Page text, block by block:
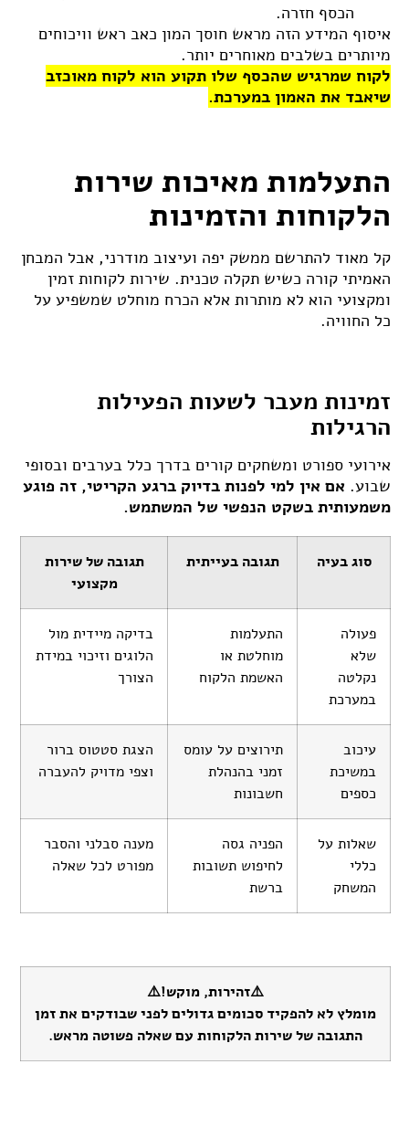
הכסף חזרה.
איסוף המידע הזה מראש חוסך המון כאב ראש וויכוחים
מיותרים בשלבים מאוחרים יותר.
לקוח שמרגיש שהכסף שלו תקוע הוא לקוח מאוכזב
שיאבד את האמון במערכת.
התעלמות מאיכות שירות
הלקוחות והזמינות
קל מאוד להתרשם ממשק יפה ועיצוב מודרני, אבל המבחן
האמיתי קורה כשיש תקלה טכנית. שירות לקוחות זמין
ומקצועי הוא לא מותרות אלא הכרח מוחלט שמשפיע על
כל החוויה.
זמינות מעבר לשעות הפעילות
הרגילות
אירועי ספורט ומשחקים קורים בדרך כלל בערבים ובסופי
שבוע. אם אין למי לפנות בדיוק ברגע הקריטי, זה פוגע
משמעותית בשקט הנפשי של המשתמש.
סוג בעיה תגובה בעייתית
תגובה של שירות
מקצועי
פעולה
שלא
נקלטה
במערכת
התעלמות
מוחלטת או
האשמת הלקוח
בדיקה מיידית מול
הלוגים וזיכוי במידת
הצורך
עיכוב
במשיכת
כספים
תירוצים על עומס
זמני בהנהלת
חשבונות
הצגת סטטוס ברור
וצפי מדויק להעברה
שאלות על
כללי
המשחק
הפניה גסה
לחיפוש תשובות
ברשת
מענה סבלני והסבר
מפורט לכל שאלה
⚠️זהירות, מוקש!⚠️
מומלץ לא להפקיד סכומים גדולים לפני שבודקים את זמן
התגובה של שירות הלקוחות עם שאלה פשוטה מראש.